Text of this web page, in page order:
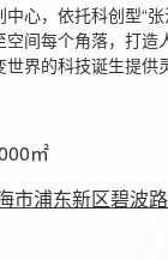
心，依托科创型“张
间每个角落，打造
界的科技诞生提供
㎡
市浦东新区碧波